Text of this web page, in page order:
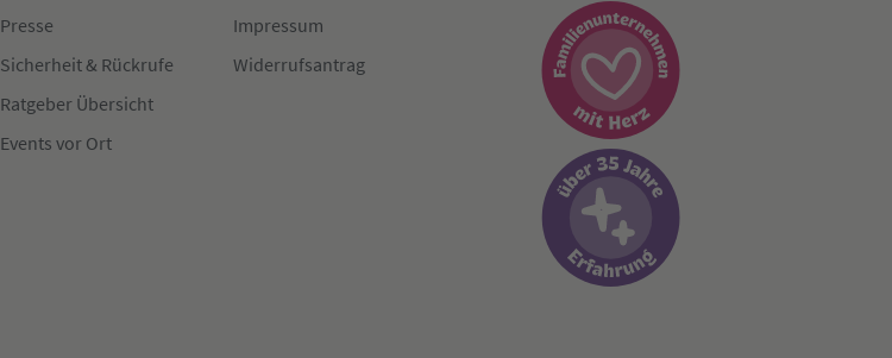
Presse
Sicherheit & Rückrufe
Ratgeber Übersicht
Events vor Ort
Impressum
Widerrufsantrag